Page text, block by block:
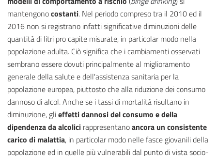
mantengonocostanti. Nel periodo compreso tra il 2010 ed il
2016 non si registrano infatti significative diminuzioni delle
quantità di litri pro capite misurate, in particolar modo nella
popolazione adulta. Ciò significa che i cambiamenti osservati
sembrano essere dovuti principalmente al miglioramento
generale della salute e dell'assistenza sanitaria per la
popolazione europea, piuttosto che alla riduzione dei consumo
dannoso di alcol. Anche se i tassi di mortalità risultano in
diminuzione, glieffetti dannosi del consumo e della
dipendenza da alcolici rappresentanoancora un consistente
carico di malattia, in particolar modo nelle fasce giovanili della
popolazione ed in quelle più vulnerabili dal punto di vista socio-